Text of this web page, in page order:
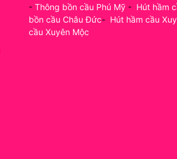
- Thông bồn cầu Phú Mỹ - Hút hầm
bồn cầu Châu Đức- Hút hầm cầu
cầu Xuyên Mộc